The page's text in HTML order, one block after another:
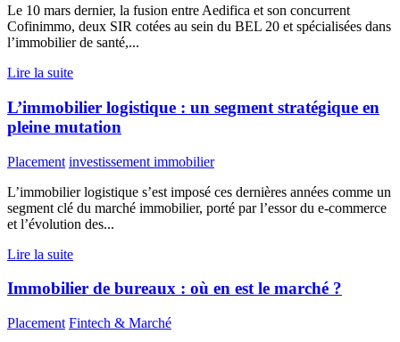
Le 10 mars dernier, la fusion entre Aedifica et son concurrent
Cofinimmo, deux SIR cotées au sein du BEL 20 et spécialisées dans
l’immobilier de santé,...
Lire la suite
L’immobilier logistique : un segment stratégique en
pleine mutation
Placement investissement immobilier
L’immobilier logistique s’est imposé ces dernières années comme un
segment clé du marché immobilier, porté par l’essor du e-commerce
et l’évolution des...
Lire la suite
Immobilier de bureaux : où en est le marché ?
Placement Fintech & Marché